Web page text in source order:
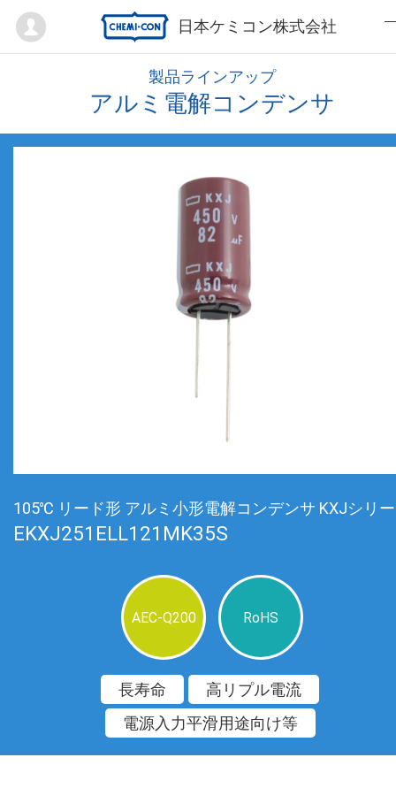
日本ケミコン株式会社
Mypage
製品ラインアップ
アルミ電解コンデンサ
105℃ リード形 アルミ小形電解コンデンサ KXJシリ
EKXJ251ELL121MK35S
AEC-Q200 RoHS
長寿命
高リプル電流
電源入力平滑用途向け等